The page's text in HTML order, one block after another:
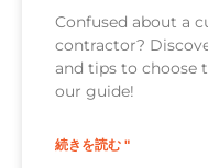
Confused about a
contractor?
and tips to choose
our guide!
続きを読む "